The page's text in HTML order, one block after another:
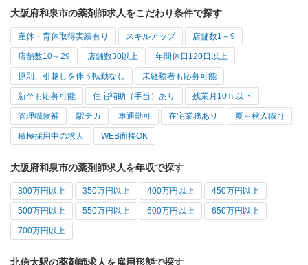
大阪府和泉市の薬剤師求人をこだわり条件で探す
産休・育休取得実績有り スキルアップ 店舗数1～9
店舗数10～29 店舗数30以上 年間休日120日以上
原則、引越しを伴う転勤なし 未経験者も応募可能
新卒も応募可能 住宅補助（手当）あり 残業月10ｈ以下
管理職候補 駅チカ 車通勤可 在宅業務あり 夏～秋入職可
積極採用中の求人 WEB面接OK
大阪府和泉市の薬剤師求人を年収で探す
300万円以上 350万円以上 400万円以上 450万円以上
500万円以上 550万円以上 600万円以上 650万円以上
700万円以上
北信太駅の薬剤師求人を雇用形態で探す